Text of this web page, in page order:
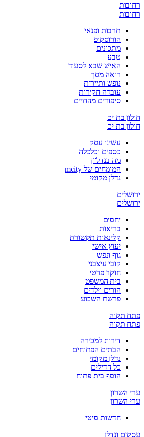
רחובות
רחובות
תרבות ופנאי
הורוסקופ
מתכונים
טבע
האיש שבא לסעוד
רואה מסך
נופש ותיירות
עובדה חקירות
סיפורים מהחיים
חולון בת ים
חולון בת ים
עשינו עסק
כספים וכלכלה
מה בנדל”ן
המומחים של mcity
נדלן מקומי
ירושלים
ירושלים
יחסים
בריאות
קלינאות תקשורת
יעוץ אישי
גוף ונפש
קובי עיצבני
חוקר פרטי
בית המשפט
הורים וילדים
פרשת השבוע
פתח תקוה
פתח תקוה
דירות למכירה
הבתים הפתוחים
נדלן מקומי
כל הדילים
הוסף בית פתוח
ערי השרון
ערי השרון
חדשות סיטי
עסקים ונדלן